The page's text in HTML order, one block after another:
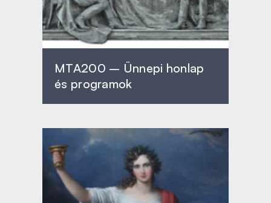
MTA200 – Ünnepi honlap
és programok